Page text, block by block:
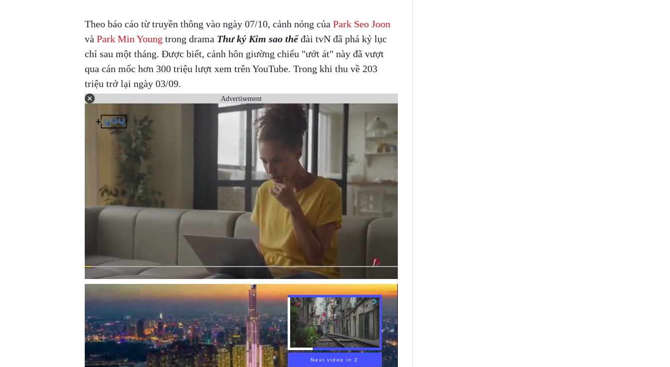
Theo báo cáo từ truyền thông vào ngày 07/10, cảnh nóng của Park Seo Joon
và Park Min Young trong drama Thư ký Kim sao thếđài tvN đã phá kỷ lục
chỉ sau một tháng. Được biết, cảnh hôn giường chiếu "ướt át" này đã vượt
qua cán mốc hơn 300 triệu lượt xem trên YouTube. Trong khi thu về 203
triệu trở lại ngày 03/09.
Advertisement